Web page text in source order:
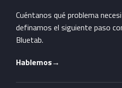
Cuéntanos qué problema
definamos el siguiente paso
Bluetab.
Hablemos→